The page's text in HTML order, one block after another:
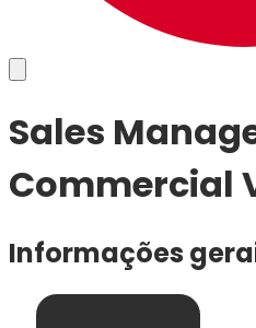
Sales
Commercial
Informações